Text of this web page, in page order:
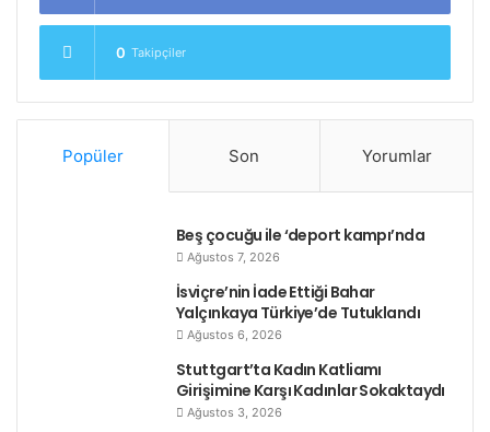
0 Takipçiler
Popüler Son Yorumlar
Beş çocuğu ile ‘deport kampı’nda
Ağustos 7, 2026
İsviçre’nin İade Ettiği Bahar
Yalçınkaya Türkiye’de Tutuklandı
Ağustos 6, 2026
Stuttgart’ta Kadın Katliamı
Girişimine Karşı Kadınlar Sokaktaydı
Ağustos 3, 2026